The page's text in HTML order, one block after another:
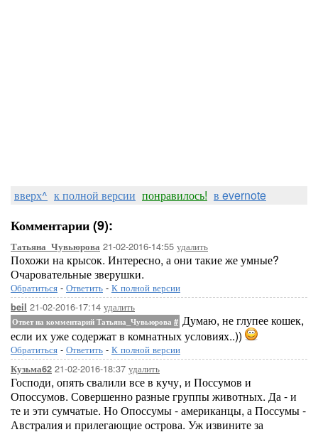
вверх^ к полной версии понравилось! в evernote
Комментарии (9):
Татьяна_Чувьюрова 21-02-2016-14:55 удалить
Похожи на крысок. Интересно, а они такие же умные?
Очаровательные зверушки.
Обратиться - Ответить - К полной версии
beil 21-02-2016-17:14 удалить
Ответ на комментарий Татьяна_Чувьюрова # Думаю, не глупее кошек,
если их уже содержат в комнатных условиях..))
Обратиться - Ответить - К полной версии
Кузьма62 21-02-2016-18:37 удалить
Господи, опять свалили все в кучу, и Поссумов и
Опоссумов. Совершенно разные группы животных. Да - и
те и эти сумчатые. Но Опоссумы - американцы, а Поссумы -
Австралия и прилегающие острова. Уж извините за